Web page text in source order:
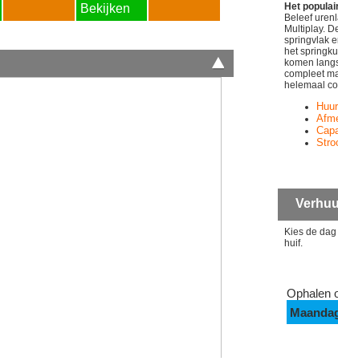
Bekijken
Het
Beleef
Multiplay.
springvlak
het
komen
compleet
helemaal
Kies de
huif.
Ophalen